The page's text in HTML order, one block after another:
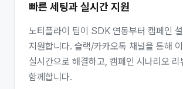
빠른 세팅과 실시간 지원
노티플라이 팀이 SDK 연동부터 캠페인
지원합니다. 슬랙/카카오톡 채널을 통해
실시간으로 해결하고, 캠페인 시나리오 리
함께합니다.